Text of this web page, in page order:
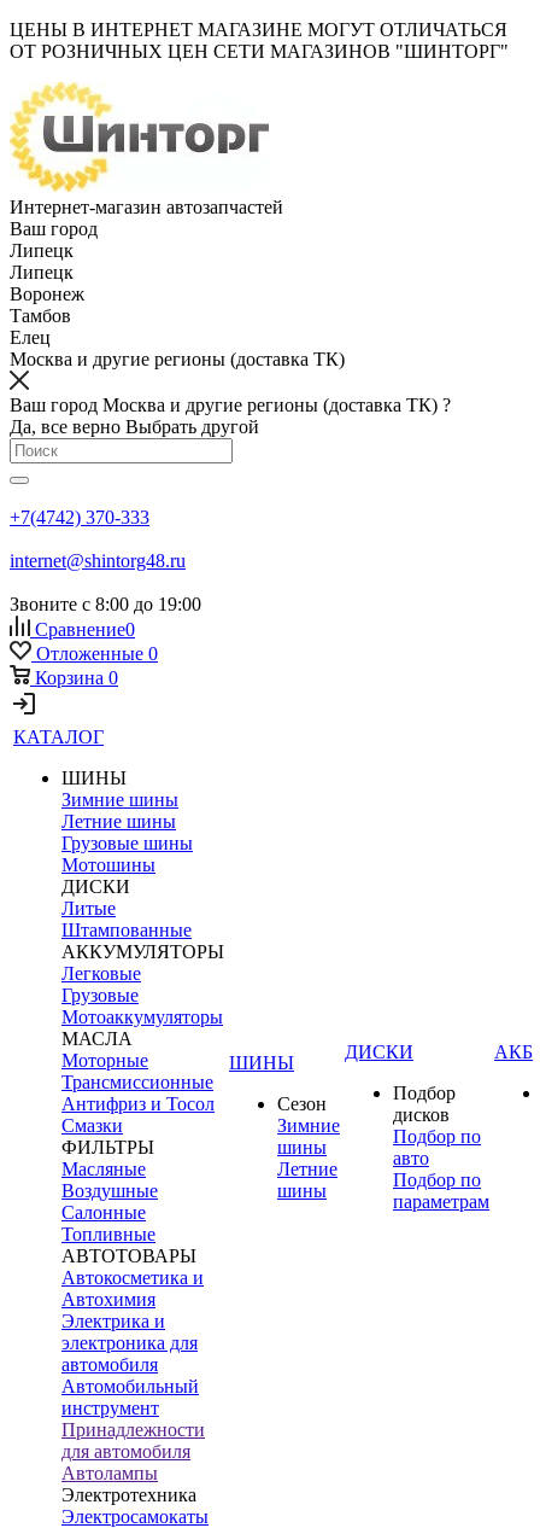
ЦЕНЫ В ИНТЕРНЕТ МАГАЗИНЕ МОГУТ ОТЛИЧАТЬСЯ
ОТ РОЗНИЧНЫХ ЦЕН СЕТИ МАГАЗИНОВ "ШИНТОРГ"
Интернет-магазин автозапчастей
Ваш город
Липецк
Липецк
Воронеж
Тамбов
Елец
Москва и другие регионы (доставка ТК)
Ваш город Москва и другие регионы (доставка ТК) ?
Да, все верно Выбрать другой
+7(4742) 370-333
internet@shintorg48.ru
Звоните с 8:00 до 19:00
Сравнение0
Отложенные 0
Корзина 0
КАТАЛОГ
ШИНЫ
Зимние шины
Летние шины
Грузовые шины
Мотошины
ДИСКИ
Литые
Штампованные
АККУМУЛЯТОРЫ
Легковые
Грузовые
Мотоаккумуляторы
МАСЛА
Моторные
Трансмиссионные
Антифриз и Тосол
Смазки
ФИЛЬТРЫ
Масляные
Воздушные
Салонные
Топливные
АВТОТОВАРЫ
Автокосметика и
Автохимия
Электрика и
электроника для
автомобиля
Автомобильный
инструмент
Принадлежности
для автомобиля
Автолампы
Электротехника
Электросамокаты
ШИНЫ
Сезон
Зимние
шины
Летние
шины
ДИСКИ
Подбор
дисков
Подбор по
авто
Подбор по
параметрам
АКБ